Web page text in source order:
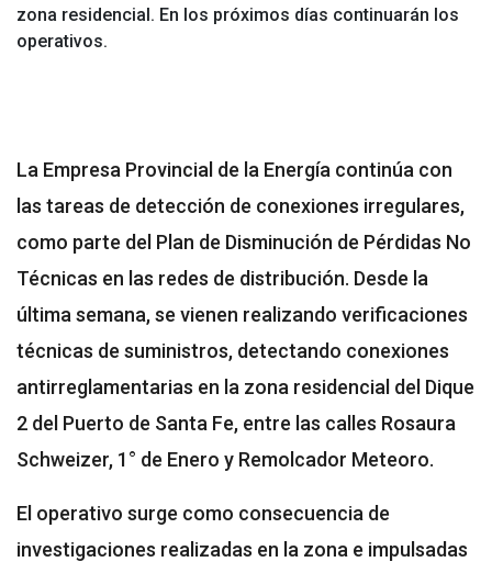
zona residencial. En los próximos días continuarán los
operativos.
La Empresa Provincial de la Energía continúa con
las tareas de detección de conexiones irregulares,
como parte del Plan de Disminución de Pérdidas No
Técnicas en las redes de distribución. Desde la
última semana, se vienen realizando verificaciones
técnicas de suministros, detectando conexiones
antirreglamentarias en la zona residencial del Dique
2 del Puerto de Santa Fe, entre las calles Rosaura
Schweizer, 1° de Enero y Remolcador Meteoro.
El operativo surge como consecuencia de
investigaciones realizadas en la zona e impulsadas